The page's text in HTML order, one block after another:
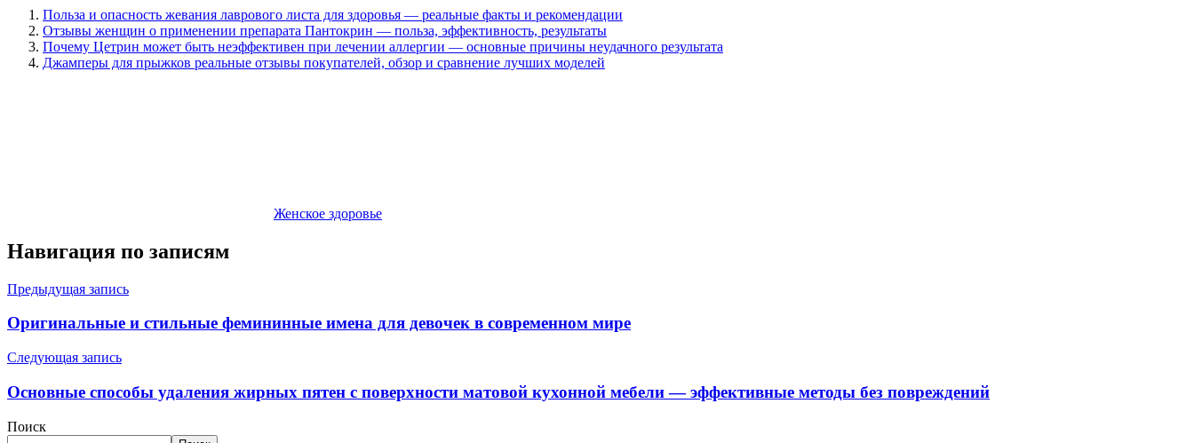
Польза и опасность жевания лаврового листа для здоровья — реальные факты и рекомендации
Отзывы женщин о применении препарата Пантокрин — польза, эффективность, результаты
Почему Цетрин может быть неэффективен при лечении аллергии — основные причины неудачного результатa
Джамперы для прыжков реальные отзывы покупателей, обзор и сравнение лучших моделей
Женское здоровье
Навигация по записям
Предыдущая запись
Оригинальные и стильные фемининные имена для девочек в современном мире
Следующая запись
Основные способы удаления жирных пятен с поверхности матовой кухонной мебели — эффективные методы без повреждений
Поиск